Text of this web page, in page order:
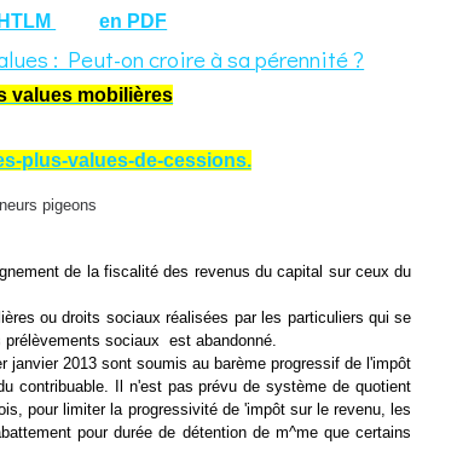
en PDF
: Peut-on croire à sa pérennité ?
values mobilières
plus-values-de-cessions.
pigeons
de la fiscalité des revenus du capital sur ceux du
ou droits sociaux réalisées par les particuliers qui se
prélèvements sociaux est abandonné.
2013 sont soumis au barème progressif de l'impôt
contribuable. Il n'est pas prévu de système de quotient
pour limiter la progressivité de 'impôt sur le revenu, les
pour durée de détention de m^me que certains